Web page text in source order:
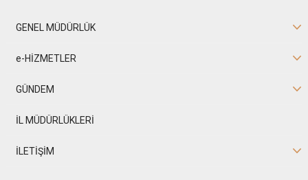
GENEL MÜDÜRLÜK
e-HİZMETLER
GÜNDEM
İL MÜDÜRLÜKLERİ
İLETİŞİM